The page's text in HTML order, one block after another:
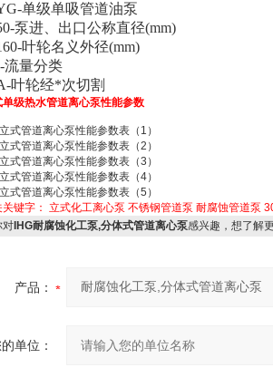
级单吸管道油泵
进、出口公称直径(mm)
轮名义外径(mm)
分类
轮经*次切割
单级热水管道离心泵性能参数
式管道离心泵性能参数表（1）
式管道离心泵性能参数表（2）
式管道离心泵性能参数表（3）
式管道离心泵性能参数表（4）
式管道离心泵性能参数表（5）
键字： 立式化工离心泵 不锈钢管道泵 耐腐蚀管道泵
IHG耐腐蚀化工泵,分体式管道离心泵感兴趣，想了解
产品：
单位：